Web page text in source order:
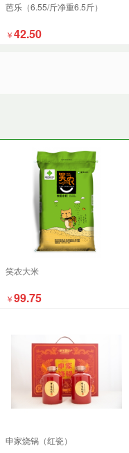
芭乐（6.55/斤净重6.5斤）
￥42.50
笑农大米
￥99.75
申家烧锅（红瓷）